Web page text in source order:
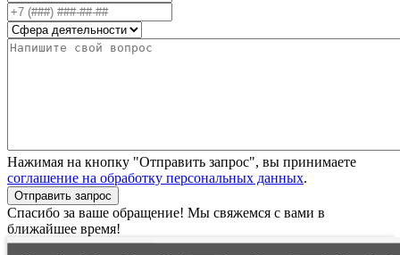
Нажимая на кнопку "Отправить запрос", вы принимаете
соглашение на обработку персональных данных.
Отправить запрос
Спасибо за ваше обращение! Мы свяжемся с вами в
ближайшее время!